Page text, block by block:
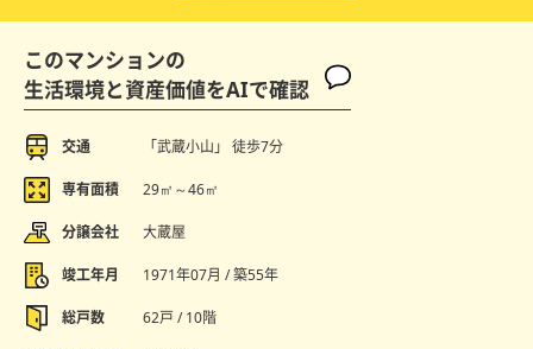
このマンションの
生活環境と資産価値をAIで確認
交通 「武蔵小山」 徒歩7分
専有面積 29㎡～46㎡
分譲会社 大蔵屋
竣工年月 1971年07月 / 築55年
総戸数 62戸 / 10階